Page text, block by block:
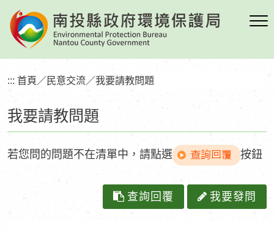
到
要
區
塊我要請教問題
::: 首頁 ／民意交流／我要請教問題
若您問的問題不在清單中，請點選 按鈕
查詢回覆 我要發問